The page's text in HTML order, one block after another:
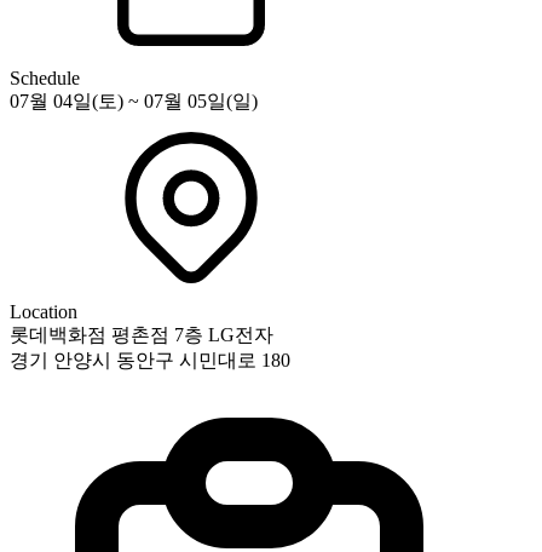
Schedule
07월 04일(토) ~ 07월 05일(일)
Location
롯데백화점 평촌점 7층 LG전자
경기 안양시 동안구 시민대로 180